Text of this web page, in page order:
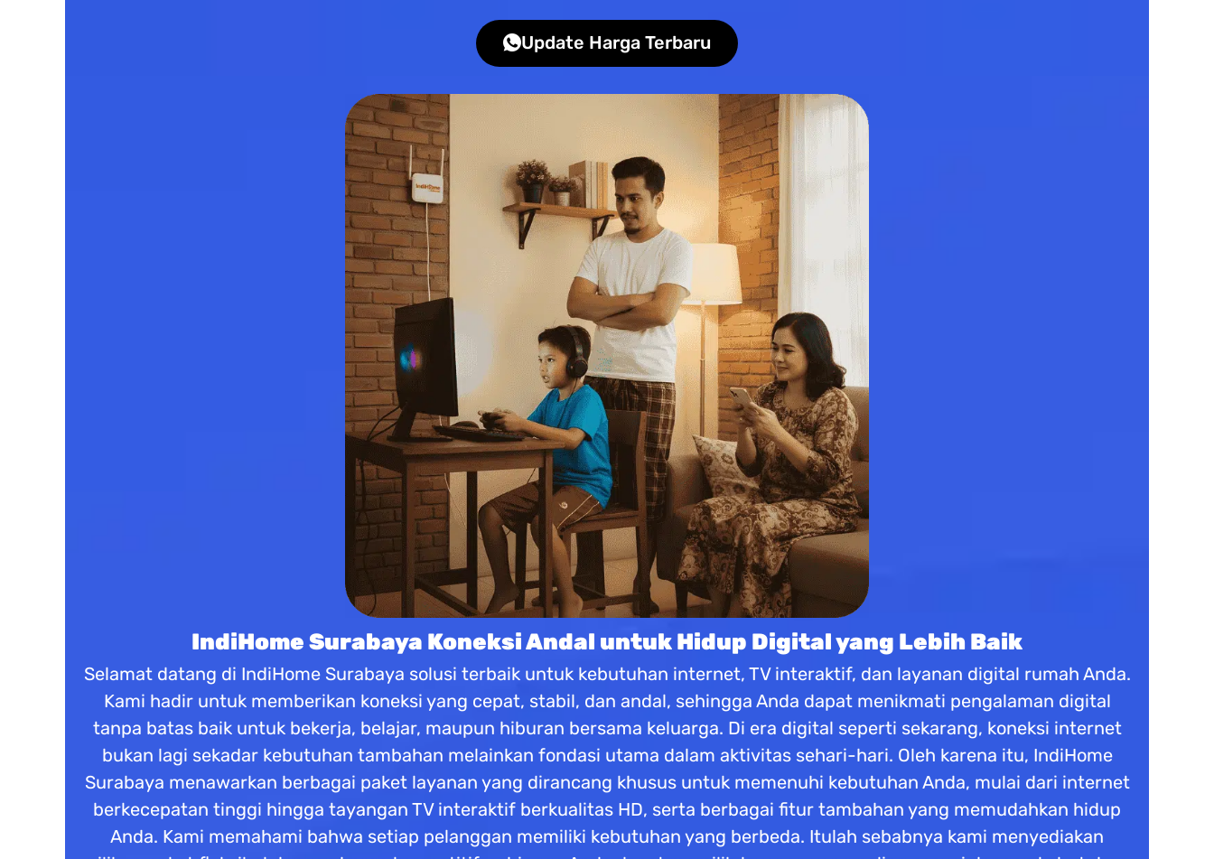
Update Harga Terbaru
IndiHome Surabaya Koneksi Andal untuk Hidup Digital yang Lebih Baik
Selamat datang di IndiHome Surabaya solusi terbaik untuk kebutuhan internet, TV interaktif, dan layanan digital rumah Anda.
Kami hadir untuk memberikan koneksi yang cepat, stabil, dan andal, sehingga Anda dapat menikmati pengalaman digital
tanpa batas baik untuk bekerja, belajar, maupun hiburan bersama keluarga. Di era digital seperti sekarang, koneksi internet
bukan lagi sekadar kebutuhan tambahan melainkan fondasi utama dalam aktivitas sehari-hari. Oleh karena itu, IndiHome
Surabaya menawarkan berbagai paket layanan yang dirancang khusus untuk memenuhi kebutuhan Anda, mulai dari internet
berkecepatan tinggi hingga tayangan TV interaktif berkualitas HD, serta berbagai fitur tambahan yang memudahkan hidup
Anda. Kami memahami bahwa setiap pelanggan memiliki kebutuhan yang berbeda. Itulah sebabnya kami menyediakan